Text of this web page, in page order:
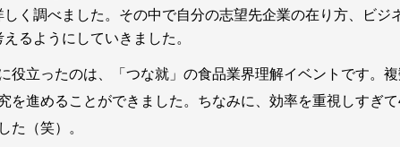
く調べました。その中で自分の志望先企業の在り方、ビジ
るようにしていきました。
役立ったのは、「つな就」の食品業界理解イベントです。
を進めることができました。ちなみに、効率を重視しすぎ
た（笑）。